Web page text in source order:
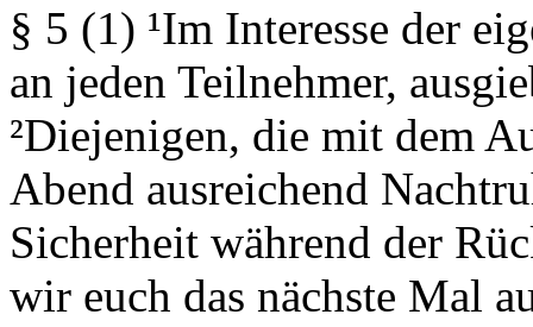
§ 5 (1) ¹Im Interesse der
an jeden Teilnehmer,
²Diejenigen, die mit dem
Abend ausreichend
Sicherheit während der
wir euch das nächste Mal